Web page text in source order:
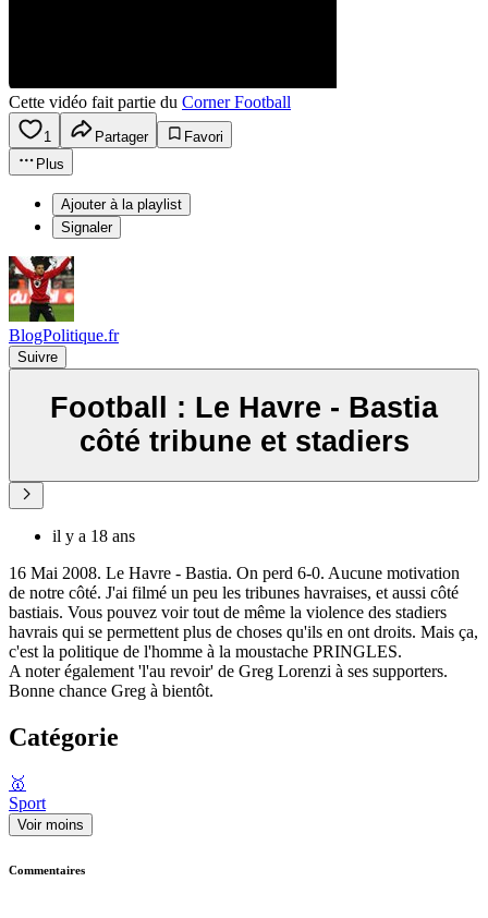
Cette vidéo fait partie du Corner Football
1 Partager
Favori
Plus
Ajouter à la playlist
Signaler
BlogPolitique.fr
Suivre
Football : Le Havre - Bastia
côté tribune et stadiers
il y a 18 ans
16 Mai 2008. Le Havre - Bastia. On perd 6-0. Aucune motivation
de notre côté. J'ai filmé un peu les tribunes havraises, et aussi côté
bastiais. Vous pouvez voir tout de même la violence des stadiers
havrais qui se permettent plus de choses qu'ils en ont droits. Mais ça,
c'est la politique de l'homme à la moustache PRINGLES.
A noter également 'l'au revoir' de Greg Lorenzi à ses supporters.
Bonne chance Greg à bientôt.
Catégorie
🥇
Sport
Voir moins
Commentaires